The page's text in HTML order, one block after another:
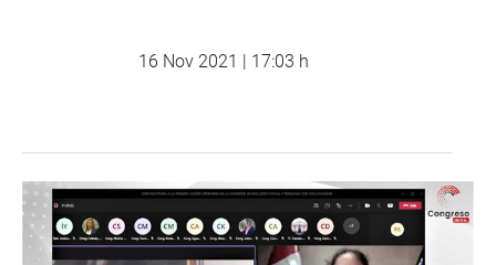
16 Nov 2021 | 17:03 h